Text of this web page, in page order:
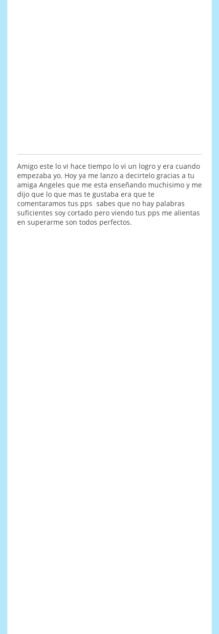
Amigo este lo vi hace tiempo lo vi un logro y era cuando
empezaba yo. Hoy ya me lanzo a decirtelo gracias a tu
amiga Angeles que me esta enseñando muchisimo y me
dijo que lo que mas te gustaba era que te
comentaramos tus pps sabes que no hay palabras
suficientes soy cortado pero viendo tus pps me alientas
en superarme son todos perfectos.